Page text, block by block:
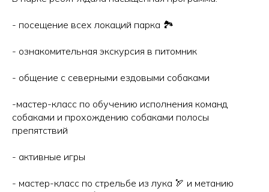
- посещение всех локаций парка 🏞
- ознакомительная экскурсия в питомник
- общение с северными ездовыми собаками
-мастер-класс по обучению исполнения команд
собаками и прохождению собаками полосы
препятствий
- активные игры
- мастер-класс по стрельбе из лука 🏹 и метанию